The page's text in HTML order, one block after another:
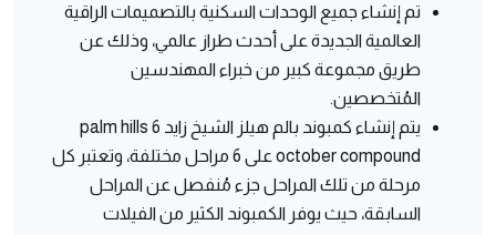
تم إنشاء جميع الوحدات السكنية بالتصميمات الراقية
العالمية الجديدة على أحدث طراز عالمي، وذلك عن
طريق مجموعة كبير من خبراء المهندسين
المُتخصصين.
يتم إنشاء كمبوند بالم هيلز الشيخ زايد palm hills 6
october compound على 6 مراحل مختلفة، وتعتبر كل
مرحلة من تلك المراحل جزء مُنفصل عن المراحل
السابقة، حيث يوفر الكمبوند الكثير من الفيلات